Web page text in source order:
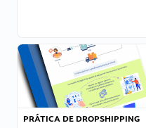
PRÁTICA DE DROPSHIPPING